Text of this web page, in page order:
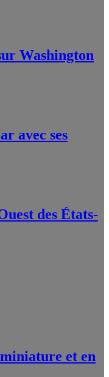
Washington
avec ses
des États-
et en